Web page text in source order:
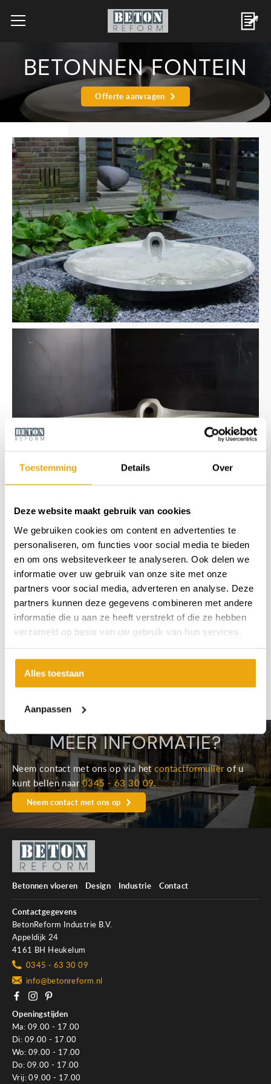
Toestemming Details Over
Deze website maakt gebruik van cookies
We gebruiken cookies om content en advertenties te
personaliseren, om functies voor social media te bieden
en om ons websiteverkeer te analyseren. Ook delen we
informatie over uw gebruik van onze site met onze
partners voor social media, adverteren en analyse. Deze
partners kunnen deze gegevens combineren met andere
informatie die u aan ze heeft verstrekt of die ze hebben
verzameld op basis van uw gebruik van hun services.
Alles toestaan
Aanpassen
BETONNEN FONTEIN
Offerte aanvragen
MEER INFORMATIE?
Neem contact met ons op via hetcontactformulierof u
kunt bellen naar0345 - 63 30 09.
Neem contact met ons op
Betonnen vloeren Design Industrie Contact
Contactgegevens
BetonReform Industrie B.V.
Appeldijk 24
4161 BH Heukelum
0345 - 63 30 09
info@betonreform.nl
Openingstijden
Ma: 09.00 - 17.00
Di: 09.00 - 17.00
Wo: 09.00 - 17.00
Do: 09.00 - 17.00
Vrij: 09.00 - 17.00